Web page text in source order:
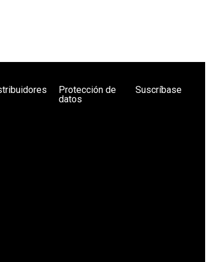
Protección de
datos
Suscríbase